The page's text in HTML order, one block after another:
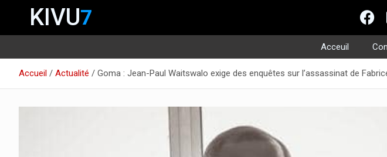
KIVU7
Acceuil
contenu
Accueil Actualité Goma : Jean-Paul Waitswalo exige des enquêtes sur l’assassinat de